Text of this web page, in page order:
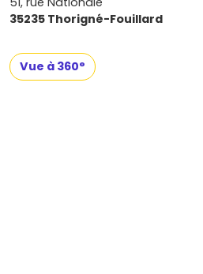
35235 Thorigné-Fouillard
Vue à 360°